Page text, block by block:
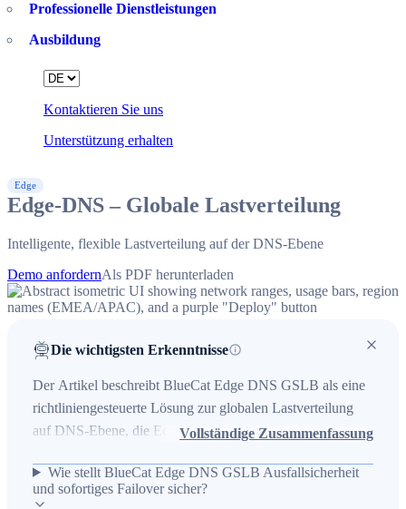
Professionelle Dienstleistungen
Ausbildung
Kontaktieren Sie uns
Unterstützung erhalten
Language
Edge
Edge-DNS – Globale Lastverteilung
Intelligente, flexible Lastverteilung auf der DNS-Ebene
Demo anfordernAls PDF herunterladen
Die wichtigsten Erkenntnisse
Der Artikel beschreibt BlueCat Edge DNS GSLB als eine
richtliniengesteuerte Lösung zur globalen Lastverteilung
auf DNS-Ebene, die Echtzeit-Zustandsdaten und
die Verfügbarkeit von Anwendungen sicherzustellen. Er
adressiert das Problem dezentralisierten GSLB-
Vollständige Zusammenfassung
Wie stellt BlueCat Edge DNS GSLB Ausfallsicherheit
und sofortiges Failover sicher?